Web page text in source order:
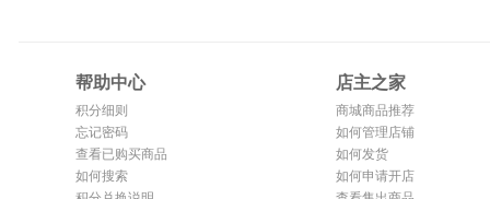
帮助中心
积分细则
忘记密码
查看已购买商品
如何搜索
店主之家
商城商品推荐
如何管理店铺
如何发货
如何申请开店